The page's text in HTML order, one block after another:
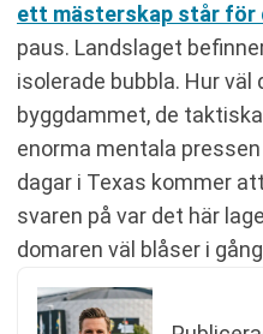
ett mästerskap står för
paus. Landslaget
isolerade bubbla. Hur väl
byggdammet, de
enorma mentala
dagar i Texas kommer
svaren på var det här
domaren väl blåser i